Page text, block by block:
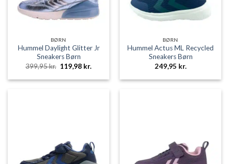
BØRN
Hummel Daylight Glitter Jr
Sneakers Børn
399,95kr. Den
oprindelige
pris
119,98 kr.
pris
BØRN
Hummel Actus ML Recycled
Sneakers Børn
249,95 kr.